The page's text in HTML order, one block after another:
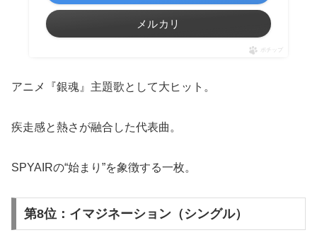
メルカリ
ポチップ
アニメ『銀魂』主題歌として大ヒット。
疾走感と熱さが融合した代表曲。
SPYAIRの“始まり”を象徴する一枚。
第8位：イマジネーション（シングル）